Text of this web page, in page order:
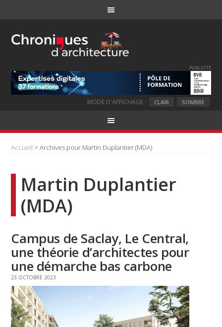
PUBLICITE
MODE D'AFFICHAGE : CLAIR SOMBRE
Accueil > Archives pour Martin Duplantier (MDA)
Martin Duplantier
(MDA)
Campus de Saclay, Le Central,
une théorie d’architectes pour
une démarche bas carbone
23 OCTOBRE 2023